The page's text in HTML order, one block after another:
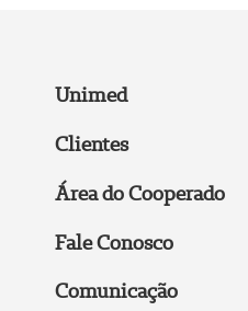
Unimed
Clientes
Área do Cooperado
Fale Conosco
Comunicação